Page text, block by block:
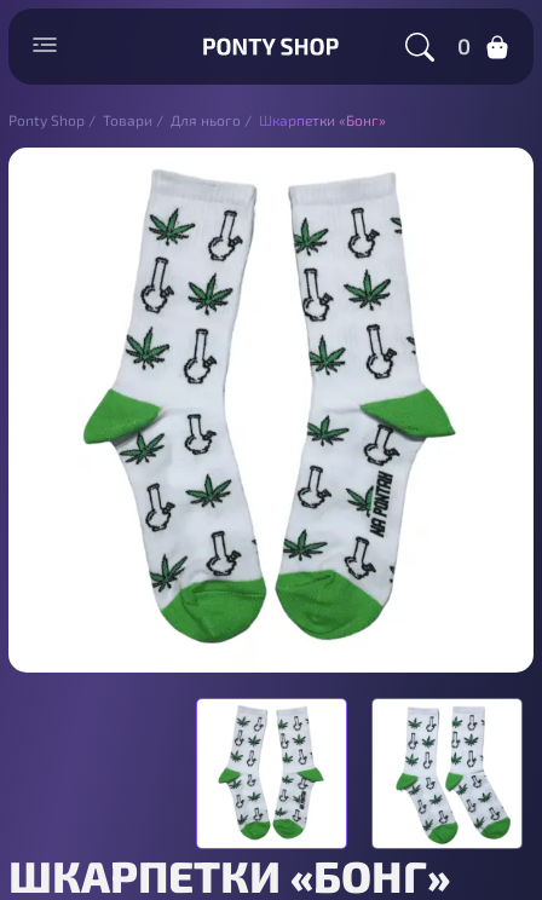
0
Ponty Shop / Товари / Для нього / Шкарпетки «Бонг»
ШКАРПЕТКИ «БОНГ»